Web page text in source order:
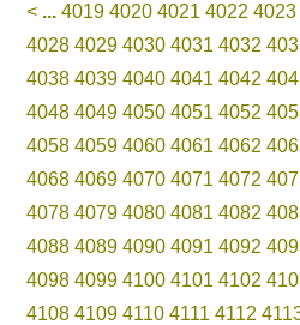
< ... 4019 4020 4021 4022 4023
4028 4029 4030 4031 4032
4038 4039 4040 4041 4042
4048 4049 4050 4051 4052
4058 4059 4060 4061 4062
4068 4069 4070 4071 4072
4078 4079 4080 4081 4082
4088 4089 4090 4091 4092
4098 4099 4100 4101 4102
4108 4109 4110 4111 4112